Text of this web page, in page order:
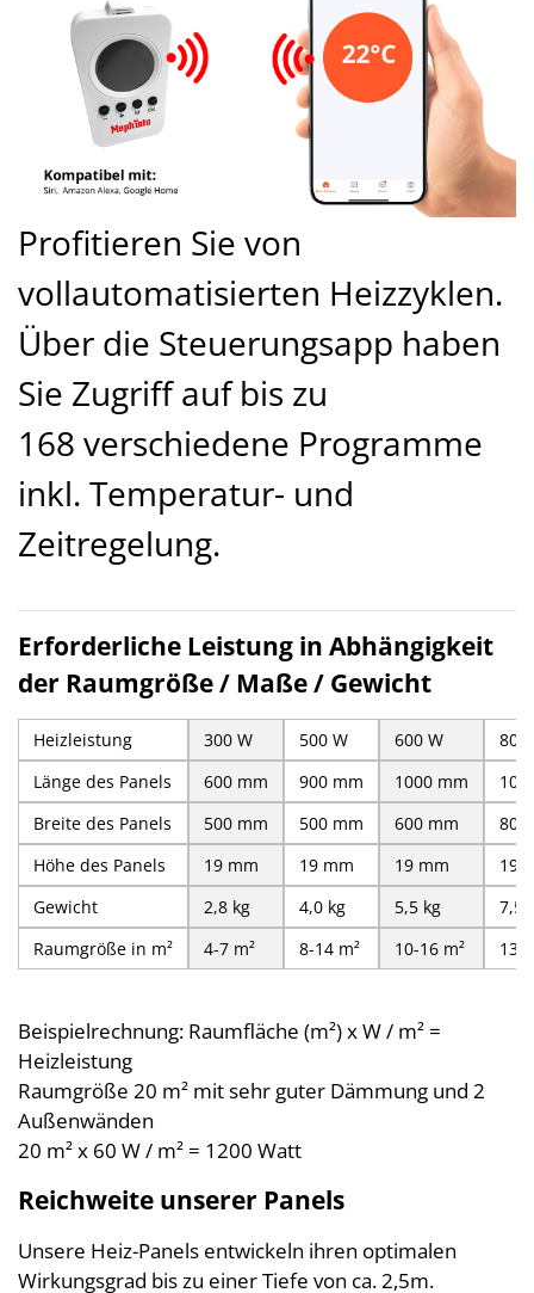
Profitieren Sie von
vollautomatisierten Heizzyklen.
Über die Steuerungsapp haben
Sie Zugriff auf bis zu
168 verschiedene Programme
inkl. Temperatur- und
Zeitregelung.
Erforderliche Leistung in Abhängigkeit
der Raumgröße / Maße / Gewicht
Heizleistung
Länge des Panels
Breite des Panels
Höhe des Panels
Gewicht
Raumgröße in m²
300 W
600 mm
500 mm
19 mm
2,8 kg
4-7 m²
500 W
900 mm
500 mm
19 mm
4,0 kg
8-14 m²
600 W
1000 mm
600 mm
19 mm
5,5 kg
10-16 m²
800
800
19
7,5
13-
Beispielrechnung: Raumfläche (m²) x W / m² =
Heizleistung
Raumgröße 20 m² mit sehr guter Dämmung und 2
Außenwänden
20 m² x 60 W / m² = 1200 Watt
Reichweite unserer Panels
Unsere Heiz-Panels entwickeln ihren optimalen
Wirkungsgrad bis zu einer Tiefe von ca. 2,5m.